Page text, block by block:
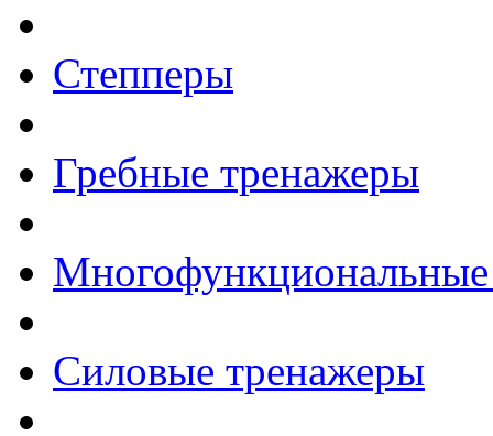
Степперы
Гребные тренажеры
Силовые тренажеры